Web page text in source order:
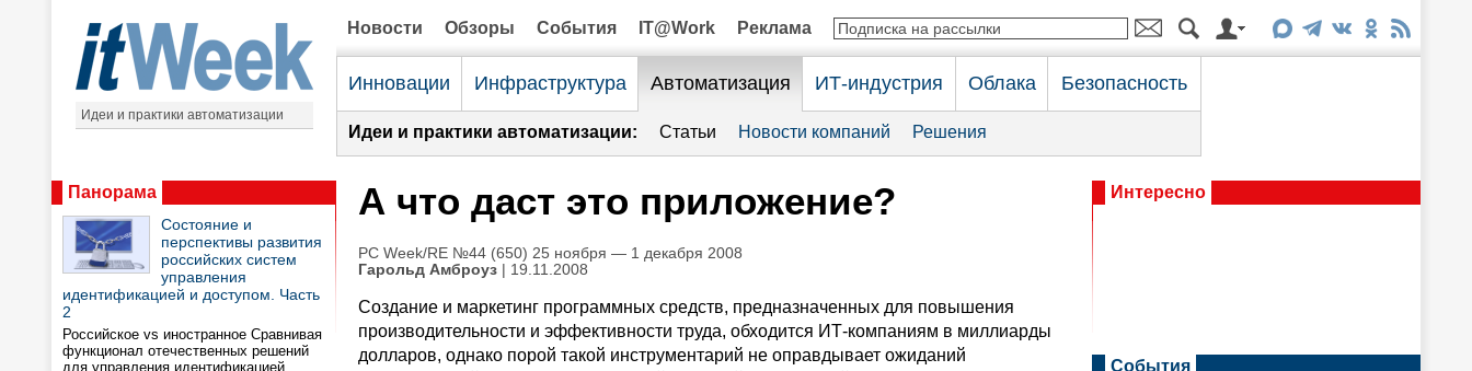
Идеи и практики автоматизации
Новости Обзоры События IT@Work Реклама
Инновации Инфраструктура Автоматизация ИТ-индустрия Облака Безопасность
Идеи и практики автоматизации: Статьи Новости компаний Решения
Панорама
Состояние и
перспективы развития
российских систем
управления
идентификацией и доступом. Часть
2
Российское vs иностранное Сравнивая
функционал отечественных решений
для управления идентификацией
А что даcт это приложение?
PC Week/RE №44 (650) 25 ноября — 1 декабря 2008
Гарольд Амброуз | 19.11.2008
Создание и маркетинг программных средств, предназначенных для повышения
производительности и эффективности труда, обходится ИТ-компаниям в миллиарды
долларов, однако порой такой инструментарий не оправдывает ожиданий
Интересно
События